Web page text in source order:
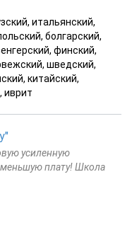
итальянский,
болгарский,
финский,
шведский,
китайский,
иврит
усиленную
плату! Школа